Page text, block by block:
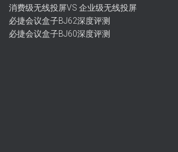
消费级无线投屏VS 企业级无线投屏
必捷会议盒子BJ62深度评测
必捷会议盒子BJ60深度评测